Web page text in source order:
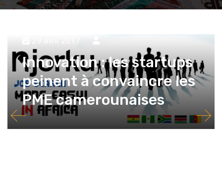
543 544 545 546 548
29 avril 2017
Innovation : les startups
peinent à convaincre les
PME camerounaises